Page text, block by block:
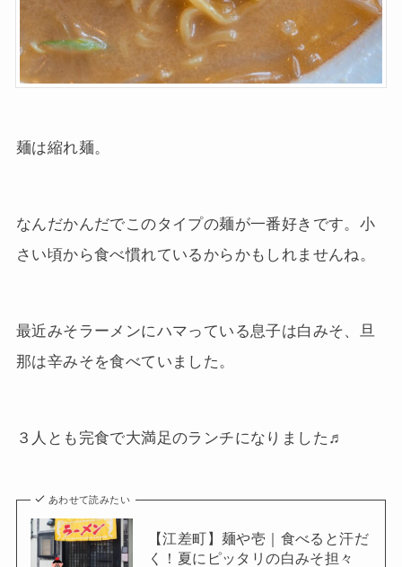
麺は縮れ麺。
なんだかんだでこのタイプの麺が一番好きです。小
さい頃から食べ慣れているからかもしれませんね。
最近みそラーメンにハマっている息子は白みそ、旦
那は辛みそを食べていました。
３人とも完食で大満足のランチになりました♬
あわせて読みたい
【江差町】麺や壱｜食べると汗だ
く！夏にピッタリの白みそ担々